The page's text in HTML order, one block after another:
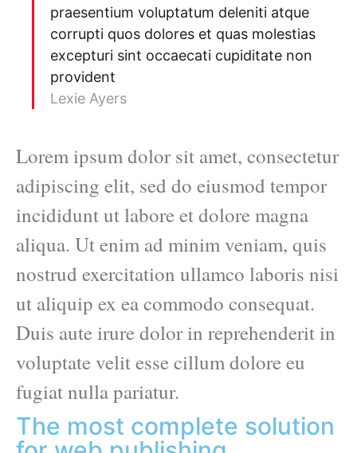
praesentium voluptatum deleniti atque
corrupti quos dolores et quas molestias
excepturi sint occaecati cupiditate non
provident
Lexie Ayers
Lorem ipsum dolor sit amet, consectetur
adipiscing elit, sed do eiusmod tempor
incididunt ut labore et dolore magna
aliqua. Ut enim ad minim veniam, quis
nostrud exercitation ullamco laboris nisi
ut aliquip ex ea commodo consequat.
Duis aute irure dolor in reprehenderit in
voluptate velit esse cillum dolore eu
fugiat nulla pariatur.
The most complete solution